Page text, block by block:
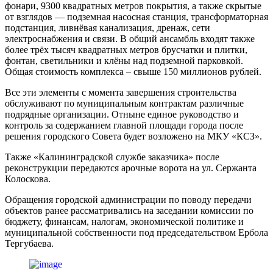
фонари, 9300 квадратных метров покрытия, а также скрытые
от взглядов — подземная насосная станция, трансформаторная
подстанция, ливнёвая канализация, дренаж, сети
электроснабжения и связи. В общий ансамбль входят также
более трёх тысяч квадратных метров брусчатки и плитки,
фонтан, светильники и клёны над подземной парковкой.
Общая стоимость комплекса – свыше 150 миллионов рублей.
Все эти элементы с момента завершения строительства
обслуживают по муниципальным контрактам различные
подрядные организации. Отныне единое руководство и
контроль за содержанием главной площади города после
решения городского Совета будет возложено на МКУ «КСЗ».
Также «Калининградской службе заказчика» после
реконструкции передаются арочные ворота на ул. Сержанта
Колоскова.
Обращения городской администрации по поводу передачи
объектов ранее рассматривались на заседании комиссии по
бюджету, финансам, налогам, экономической политике и
муниципальной собственности под председательством Ербола
Тергубаева.